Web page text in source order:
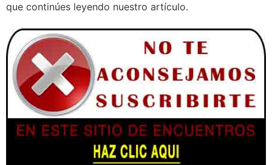
que continúes leyendo nuestro artículo.